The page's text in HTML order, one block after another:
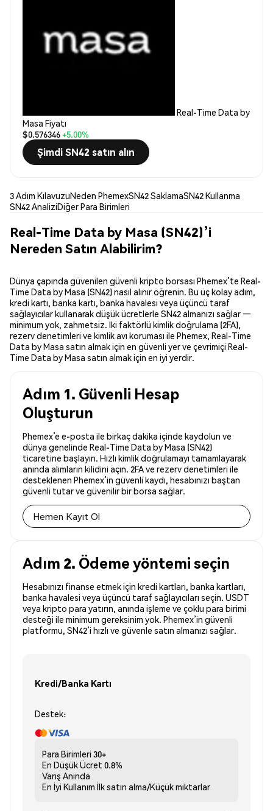
Real-Time Data by
Masa Fiyatı
$0.576346+5.00%
Şimdi SN42 satın alın
3 Adım KılavuzuNeden PhemexSN42 SaklamaSN42 Kullanma
SN42 AnaliziDiğer Para Birimleri
Real-Time Data by Masa (SN42)’i
Nereden Satın Alabilirim?
Dünya çapında güvenilen güvenli kripto borsası Phemex’te Real-
Time Data by Masa (SN42) nasıl alınır öğrenin. Bu üç kolay adım,
kredi kartı, banka kartı, banka havalesi veya üçüncü taraf
sağlayıcılar kullanarak düşük ücretlerle SN42 almanızı sağlar —
minimum yok, zahmetsiz. İki faktörlü kimlik doğrulama (2FA),
rezerv denetimleri ve kimlik avı koruması ile Phemex, Real-Time
Data by Masa satın almak için en güvenli yer ve çevrimiçi Real-
Time Data by Masa satın almak için en iyi yerdir.
Adım 1. Güvenli Hesap
Oluşturun
Phemex’e e-posta ile birkaç dakika içinde kaydolun ve
dünya genelinde Real-Time Data by Masa (SN42)
ticaretine başlayın. Hızlı kimlik doğrulamayı tamamlayarak
anında alımların kilidini açın. 2FA ve rezerv denetimleri ile
desteklenen Phemex’in güvenli kaydı, hesabınızı baştan
güvenli tutar ve güvenilir bir borsa sağlar.
Hemen Kayıt Ol
Adım 2. Ödeme yöntemi seçin
Hesabınızı finanse etmek için kredi kartları, banka kartları,
banka havalesi veya üçüncü taraf sağlayıcıları seçin. USDT
veya kripto para yatırın, anında işleme ve çoklu para birimi
desteği ile minimum gereksinim yok. Phemex’in güvenli
platformu, SN42’i hızlı ve güvenle satın almanızı sağlar.
Kredi/Banka Kartı
Destek:
Para Birimleri 30+
En Düşük Ücret 0.8%
Varış Anında
En İyi Kullanım İlk satın alma/Küçük miktarlar